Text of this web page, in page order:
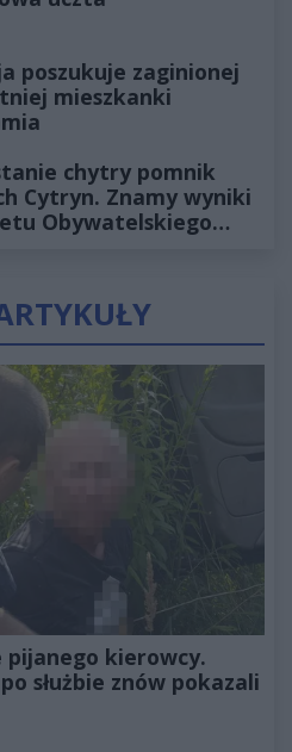
poszukuje zaginionej
mieszkanki
chytry pomnik
Cytryn. Znamy wyniki
Obywatelskiego
pijanego kierowcy.
służbie znów pokazali